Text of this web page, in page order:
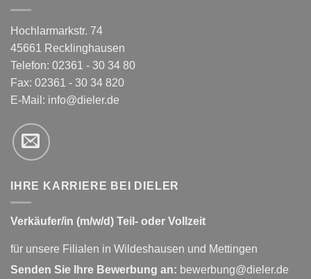
Hochlarmarkstr. 74
45661 Recklinghausen
Telefon: 02361 - 30 34 80
Fax: 02361 - 30 34 820
E-Mail: info@dieler.de
IHRE KARRIERE BEI DIELER
Verkäufer/in (m/w/d) Teil- oder Vollzeit
für unsere Filialen in Wildeshausen und Mettingen
Senden Sie Ihre Bewerbung an: bewerbung@dieler.de